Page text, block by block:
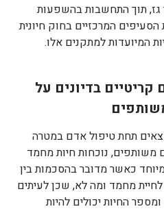
תוך התחשבות בהשפעות
המרכזיים בחוק חיונית
המיועדות למתקנים אלו.
בדיונים על
תחת טיפול אדם במטרה
משותפים, נוכחות חיות מחמד
כאשר מדובר בהסכמות בין
מחמד ומה לא, שכן לעיתים
החיות יכולים להיות